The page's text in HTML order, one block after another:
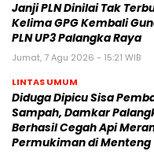
Janji PLN Dinilai Tak
Kelima GPG Kembali
PLN UP3 Palangka Raya
Jumat, 7 Agu 2026 - 15:21 WIB
LINTAS UMUM
Diduga Dipicu Sisa
Sampah, Damkar
Berhasil Cegah Api
Permukiman di Menteng